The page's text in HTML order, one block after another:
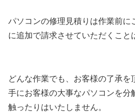
パソコンの修理見積りは作業前に
に追加で請求させていただくこと
どんな作業でも、お客様の了承を
手にお客様の大事なパソコンを分
触ったりはいたしません。